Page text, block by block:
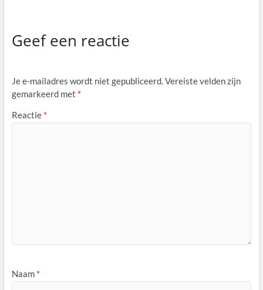
Geef een reactie
Je e-mailadres wordt niet gepubliceerd.Vereiste velden zijn
gemarkeerd met *
Reactie *
Naam *